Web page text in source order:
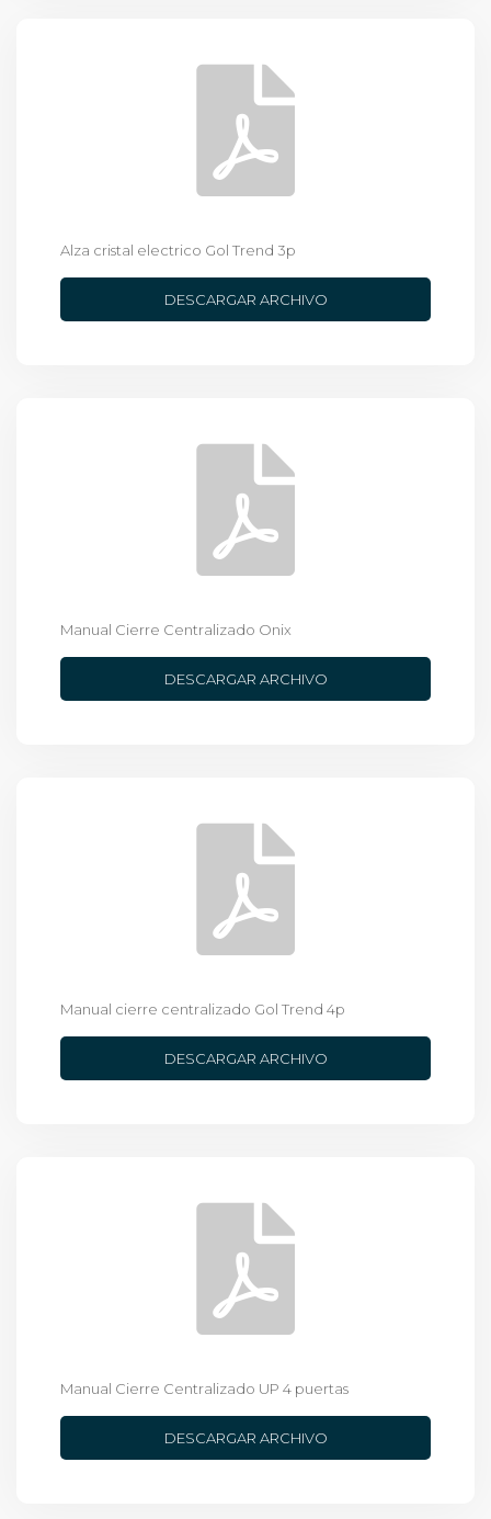
Alza cristal electrico Gol Trend 3p
DESCARGAR ARCHIVO
Manual Cierre Centralizado Onix
DESCARGAR ARCHIVO
Manual cierre centralizado Gol Trend 4p
DESCARGAR ARCHIVO
Manual Cierre Centralizado UP 4 puertas
DESCARGAR ARCHIVO